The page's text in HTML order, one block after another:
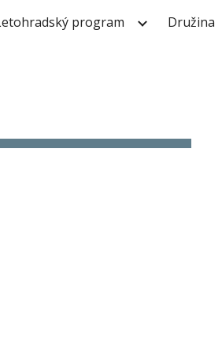
to navigationprogram Družina